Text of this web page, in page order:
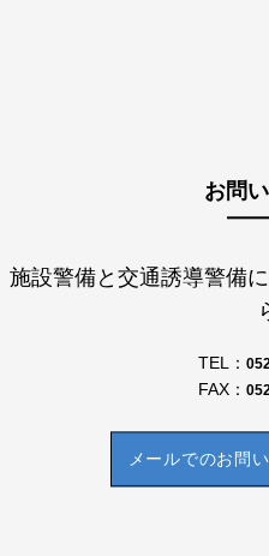
お問
施設警備と交通誘導警備
TEL：
FAX：
メールでのお問